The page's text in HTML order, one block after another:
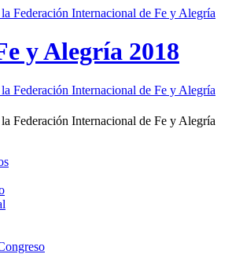
y Alegría 2018